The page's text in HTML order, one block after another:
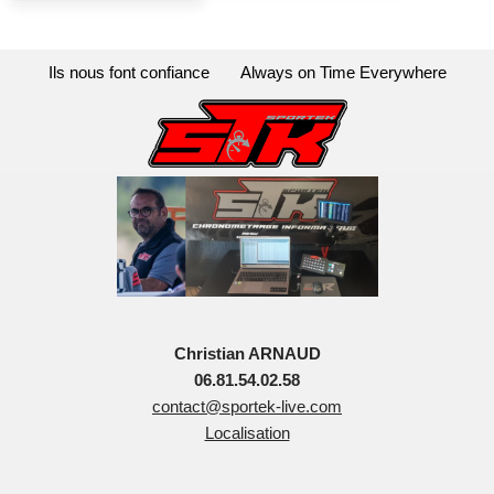
Ils nous font confiance Always on Time Everywhere
Christian ARNAUD
06.81.54.02.58
contact@sportek-live.com
Localisation